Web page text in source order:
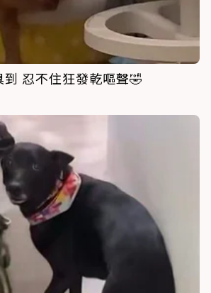
忍不住狂發乾嘔聲🤣